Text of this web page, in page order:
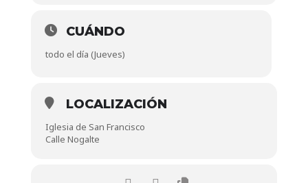
CUÁNDO
todo el día (Jueves)
LOCALIZACIÓN
Iglesia de San Francisco
Calle Nogalte